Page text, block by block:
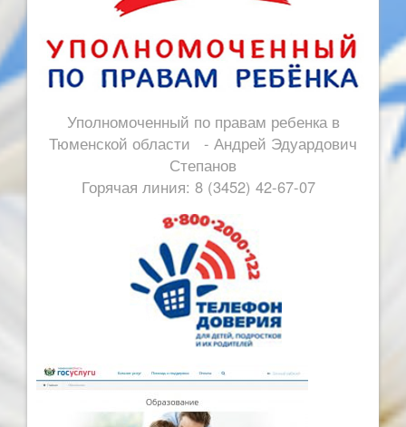
Уполномоченный по правам ребенка в
Тюменской области - Андрей Эдуардович
Степанов
Горячая линия: 8 (3452) 42-67-07